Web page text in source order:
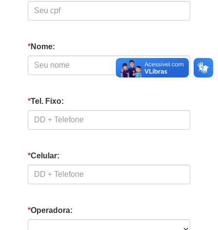
*Nome:
*Tel. Fixo:
*Celular:
*Operadora: